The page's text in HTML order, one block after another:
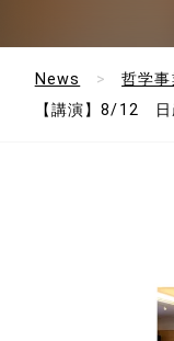
News 哲学事
【講演】8/12 日